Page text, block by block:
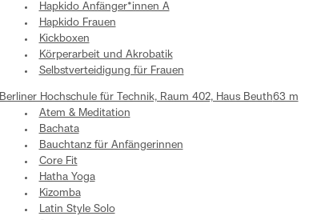
Hapkido Anfänger*innen A
Hapkido Frauen
Kickboxen
Körperarbeit und Akrobatik
Selbstverteidigung für Frauen
Berliner Hochschule für Technik, Raum 402, Haus Beuth63 m
Atem & Meditation
Bachata
Bauchtanz für Anfängerinnen
Core Fit
Hatha Yoga
Kizomba
Latin Style Solo